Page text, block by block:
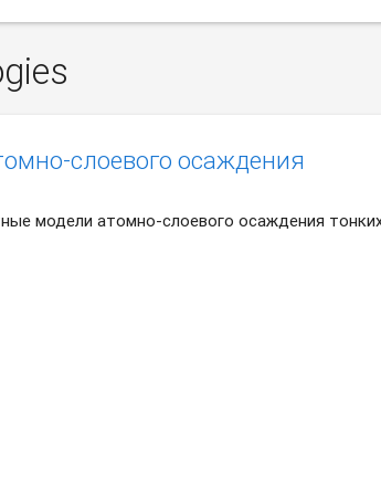
слоевого осаждения
модели атомно-слоевого осаждения